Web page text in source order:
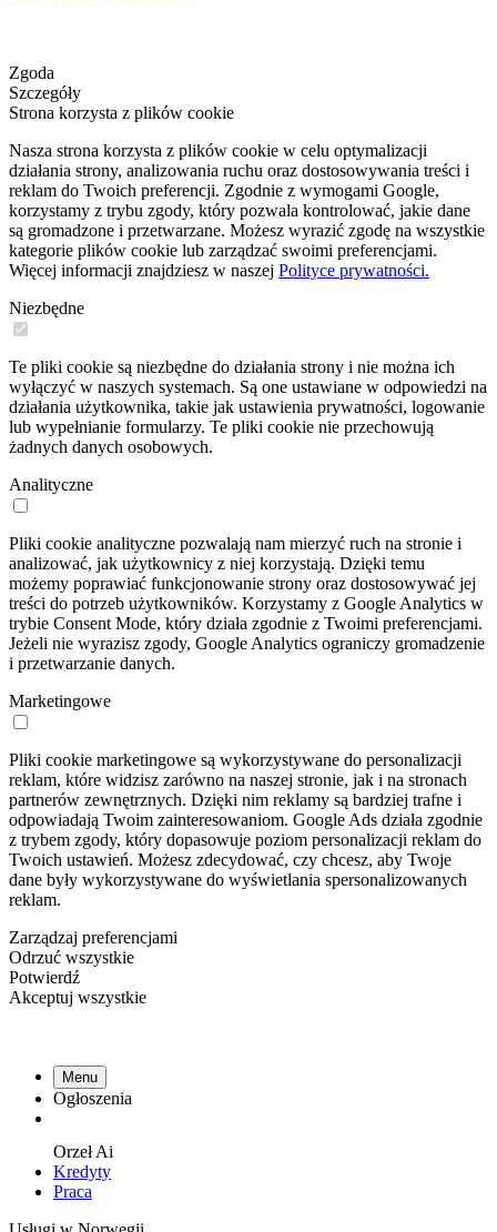
Zgoda
Szczegóły
Strona korzysta z plików cookie
Nasza strona korzysta z plików cookie w celu optymalizacji
działania strony, analizowania ruchu oraz dostosowywania treści i
reklam do Twoich preferencji. Zgodnie z wymogami Google,
korzystamy z trybu zgody, który pozwala kontrolować, jakie dane
są gromadzone i przetwarzane. Możesz wyrazić zgodę na wszystkie
kategorie plików cookie lub zarządzać swoimi preferencjami.
Więcej informacji znajdziesz w naszej Polityce prywatności.
Niezbędne
Te pliki cookie są niezbędne do działania strony i nie można ich
wyłączyć w naszych systemach. Są one ustawiane w odpowiedzi na
działania użytkownika, takie jak ustawienia prywatności, logowanie
lub wypełnianie formularzy. Te pliki cookie nie przechowują
żadnych danych osobowych.
Analityczne
Pliki cookie analityczne pozwalają nam mierzyć ruch na stronie i
analizować, jak użytkownicy z niej korzystają. Dzięki temu
możemy poprawiać funkcjonowanie strony oraz dostosowywać jej
treści do potrzeb użytkowników. Korzystamy z Google Analytics w
trybie Consent Mode, który działa zgodnie z Twoimi preferencjami.
Jeżeli nie wyrazisz zgody, Google Analytics ograniczy gromadzenie
i przetwarzanie danych.
Marketingowe
Pliki cookie marketingowe są wykorzystywane do personalizacji
reklam, które widzisz zarówno na naszej stronie, jak i na stronach
partnerów zewnętrznych. Dzięki nim reklamy są bardziej trafne i
odpowiadają Twoim zainteresowaniom. Google Ads działa zgodnie
z trybem zgody, który dopasowuje poziom personalizacji reklam do
Twoich ustawień. Możesz zdecydować, czy chcesz, aby Twoje
dane były wykorzystywane do wyświetlania spersonalizowanych
reklam.
Zarządzaj preferencjami
Odrzuć wszystkie
Potwierdź
Akceptuj wszystkie
Menu
Ogłoszenia
OrzełAi
Kredyty
Praca